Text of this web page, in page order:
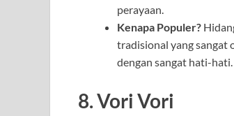
perayaan.
Kenapa Populer?
tradisional yang sangat
dengan sangat hati-hati.
8. Vori Vori